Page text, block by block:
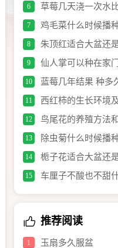
6 草莓几天浇一次水
7 鸡毛菜什么时候播
8 朱顶红适合大盆还
9 仙人掌可以种在家
10 蓝莓几年结果 种多
11 西红柿的生长环境
12 鸟尾花的养殖方法
13 除虫菊什么时候播
14 栀子花适合大盆还
15
车厘子不酸也不甜
办
推荐阅读
1 玉扇多久服盆